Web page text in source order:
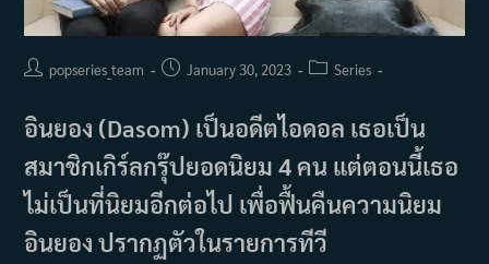
Postpopseries_team
PostJanuary 30, 2023
PostSeries
อินยอง (Dasom) เป็นอดีตไอดอล เธอเป็น
สมาชิกเกิร์ลกรุ๊ปยอดนิยม 4 คน แต่ตอนนี้เธอ
ไม่เป็นที่นิยมอีกต่อไป เพื่อฟื้นคืนความนิยม
อินยอง ปรากฏตัวในรายการทีวี